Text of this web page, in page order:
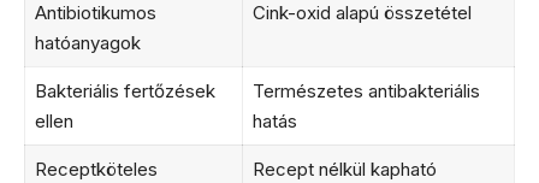
Antibiotikumos
hatóanyagok
Cink-oxid alapú összetétel
Bakteriális fertőzések
ellen
Természetes antibakteriális
hatás
Receptköteles
Recept nélkül kapható